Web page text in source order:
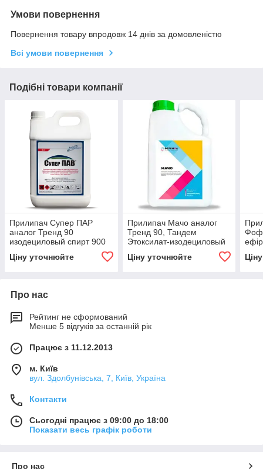
Умови повернення
Повернення товару впродовж 14 днів за домовленістю
Всі умови повернення
Подібні товари компанії
Прилипач Супер ПАР
аналог Тренд 90
изодециловый спирт 900
Ціну уточнюйте
Прилипач Мачо аналог
Тренд 90, Тандем
Этоксилат-изодециловый
Ціну уточнюйте
Про нас
Рейтинг не сформований
Менше 5 відгуків за останній рік
Працює з 11.12.2013
м. Київ
вул. Здолбунівська, 7, Київ, Україна
Контакти
Сьогодні працює з 09:00 до 18:00
Показати весь графік роботи
Про нас